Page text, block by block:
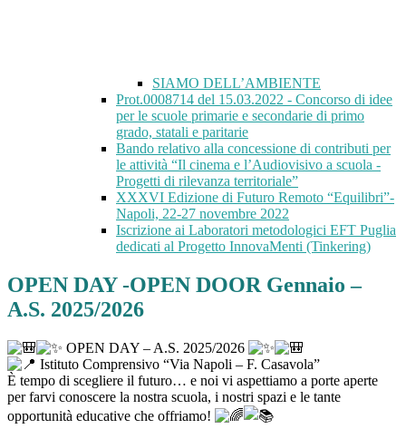
SIAMO DELL’AMBIENTE
Prot.0008714 del 15.03.2022 - Concorso di idee
per le scuole primarie e secondarie di primo
grado, statali e paritarie
Bando relativo alla concessione di contributi per
le attività “Il cinema e l’Audiovisivo a scuola -
Progetti di rilevanza territoriale”
XXXVI Edizione di Futuro Remoto “Equilibri”-
Napoli, 22-27 novembre 2022
Iscrizione ai Laboratori metodologici EFT Puglia
dedicati al Progetto InnovaMenti (Tinkering)
OPEN DAY -OPEN DOOR Gennaio –
A.S. 2025/2026
OPEN DAY – A.S. 2025/2026
Istituto Comprensivo “Via Napoli – F. Casavola”
È tempo di scegliere il futuro… e noi vi aspettiamo a porte aperte
per farvi conoscere la nostra scuola, i nostri spazi e le tante
opportunità educative che offriamo!